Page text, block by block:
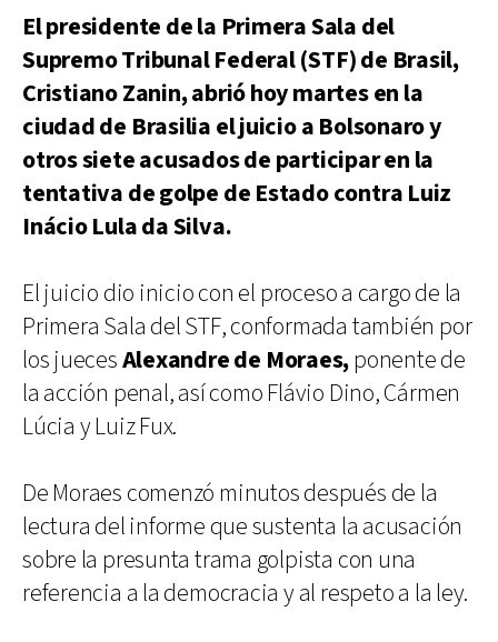
El presidente de la Primera Sala del
Supremo Tribunal Federal (STF) de Brasil,
Cristiano Zanin, abrió hoy martes en la
ciudad de Brasilia el juicio a Bolsonaro y
otros siete acusados ​​de participar en la
tentativa de golpe de Estado contra Luiz
Inácio Lula da Silva.
El juicio dio inicio con el proceso a cargo de la
Primera Sala del STF, conformada también por
los juecesAlexandre de Moraes,ponente de
la acción penal, así como Flávio Dino, Cármen
Lúcia y Luiz Fux.
De Moraes comenzó minutos después de la
lectura del informe que sustenta la acusación
sobre la presunta trama golpista con una
referencia a la democracia y al respeto a la ley.